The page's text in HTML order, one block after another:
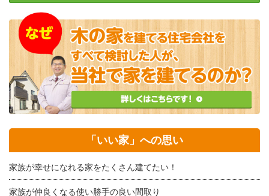
「いい家」への思い
家族が幸せになれる家をたくさん建てたい！
家族が仲良くなる使い勝手の良い間取り